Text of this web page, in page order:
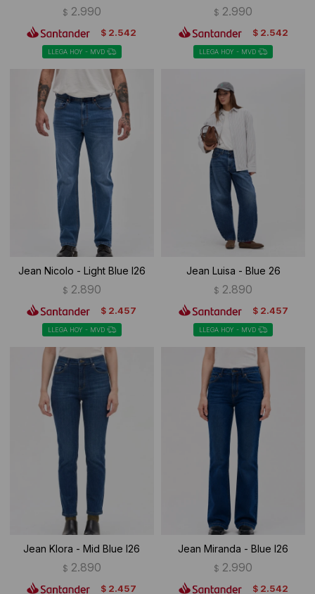
$ 2.990
$ 2.542
LLEGA HOY - MVD
$ 2.990
$ 2.542
LLEGA HOY - MVD
Jean Nicolo - Light Blue I26
$ 2.890
$ 2.457
LLEGA HOY - MVD
Jean Luisa - Blue 26
$ 2.890
$ 2.457
LLEGA HOY - MVD
Jean Klora - Mid Blue I26
$ 2.890
$ 2.457
Jean Miranda - Blue I26
$ 2.990
$ 2.542